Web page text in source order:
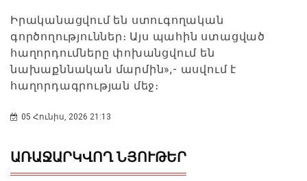
Իրականացվում են ստուգողական
գործողություններ։ Այս պահին ստացված
հաղորդումները փոխանցվում են
նախաքննական մարմին»,- ասվում է
հաղորդագրության մեջ։
05 Հունիս, 2026 21:13
ԱՌԱՋԱՐԿՎՈՂ ՆՅՈՒԹԵՐ